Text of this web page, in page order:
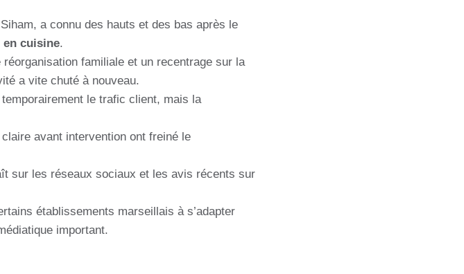
a connu des hauts et des bas après le
en cuisine.
familiale et un recentrage sur la
a vite chuté à nouveau.
le trafic client, mais la
avant intervention ont freiné le
sur les réseaux sociaux et les avis récents sur
établissements marseillais à s’adapter
important.